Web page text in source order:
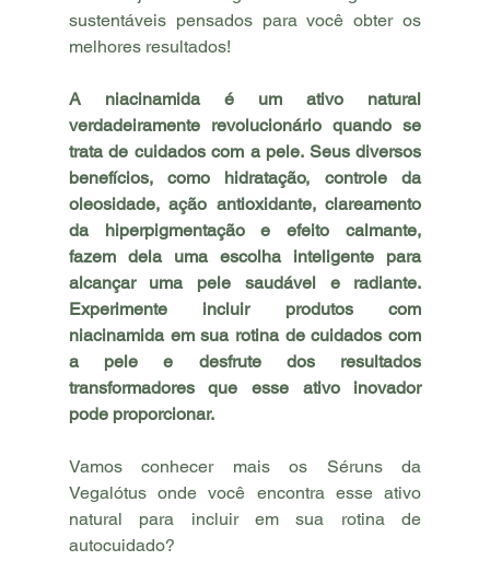
sustentáveis pensados para você obter os
melhores resultados!
A niacinamida é um ativo natural
verdadeiramente revolucionário quando se
trata de cuidados com a pele. Seus diversos
benefícios, como hidratação, controle da
oleosidade, ação antioxidante, clareamento
da hiperpigmentação e efeito calmante,
fazem dela uma escolha inteligente para
alcançar uma pele saudável e radiante.
Experimente incluir produtos com
niacinamida em sua rotina de cuidados com
a pele e desfrute dos resultados
transformadores que esse ativo inovador
pode proporcionar.
Vamos conhecer mais os Séruns da
Vegalótus onde você encontra esse ativo
natural para incluir em sua rotina de
autocuidado?